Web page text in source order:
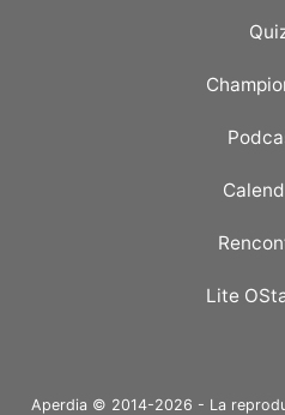
Lite
Aperdia © 2014-2026 - La